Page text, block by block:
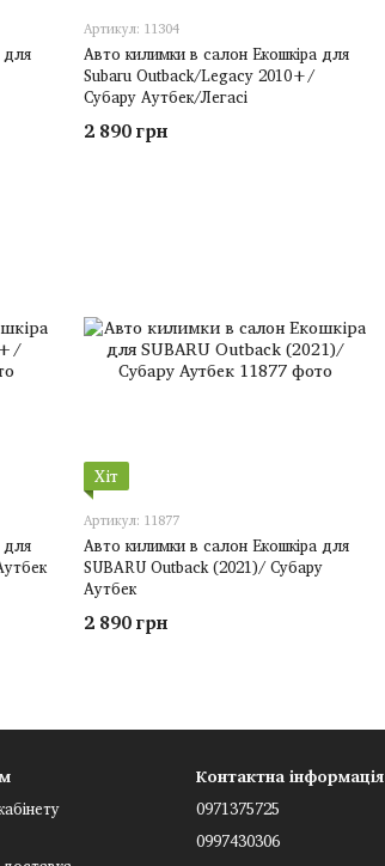
для
Артикул: 11304
Авто килимки в салон Екошкіра для
Subaru Outback/Legacy 2010+/
Субару Аутбек/Легасі
2 890 грн
для
Хіт
Артикул: 11877
Авто килимки в салон Екошкіра для
SUBARU Outback (2021)/ Субару
Аутбек
2 890 грн
Контактна інформація
0971375725
0997430306